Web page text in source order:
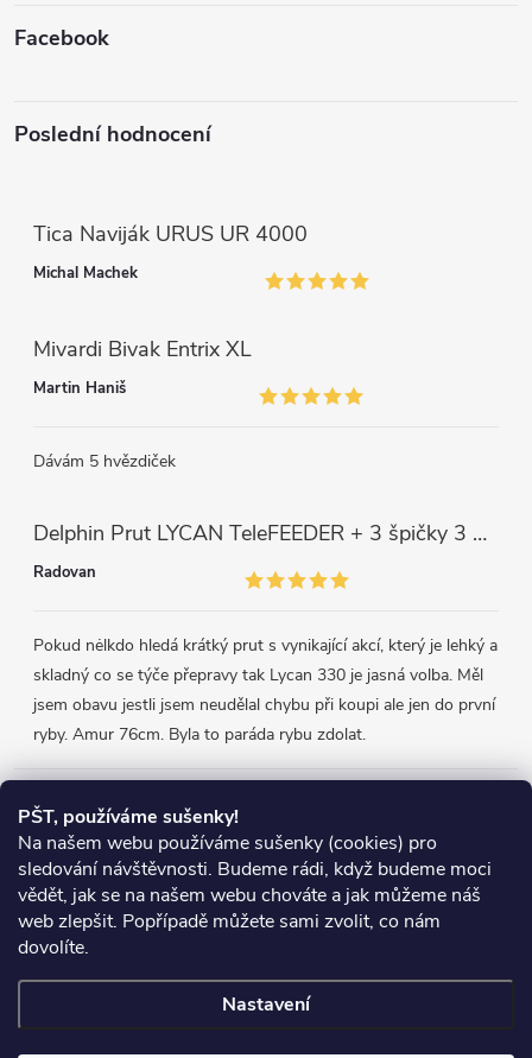
PŠT, používáme sušenky!
Na našem webu používáme sušenky (cookies) pro
sledování návštěvnosti. Budeme rádi, když budeme moci
vědět, jak se na našem webu chováte a jak můžeme náš
web zlepšit. Popřípadě můžete sami zvolit, co nám
dovolíte.
Nastavení
Facebook
Poslední hodnocení
Tica Naviják URUS UR 4000
Michal Machek
Mivardi Bivak Entrix XL
Martin Haniš
Dávám 5 hvězdiček
Delphin Prut LYCAN TeleFEEDER + 3 špičky 3 m, 80 g
Radovan
Pokud nėlkdo hledá krátký prut s vynikající akcí, který je lehký a
skladný co se týče přepravy tak Lycan 330 je jasná volba. Měl
jsem obavu jestli jsem neudělal chybu při koupi ale jen do první
ryby. Amur 76cm. Byla to paráda rybu zdolat.
Přijímáme online platby
Heureka.cz Obchodní podmínky
Reklamace